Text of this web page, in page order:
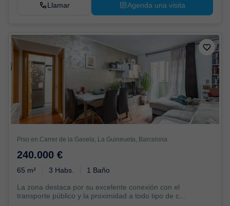
Llamar Agenda una visita
Piso en Carrer de la Gasela, La Guineueta, Barcelona
240.000 €
65 m² 3 Habs. 1 Baño
La zona destaca por su excelente conexión con el
transporte público y la proximidad a todo tipo de c...